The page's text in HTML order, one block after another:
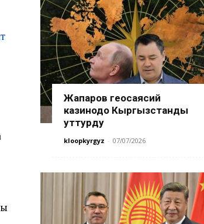
Жапаров геосаясий
казинодо Кыргызстанды
уттурду
kloopkyrgyz - 07/07/2026